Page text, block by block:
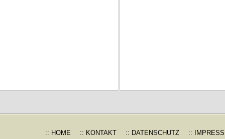
:: HOME :: KONTAKT :: DATENSCHUTZ ::